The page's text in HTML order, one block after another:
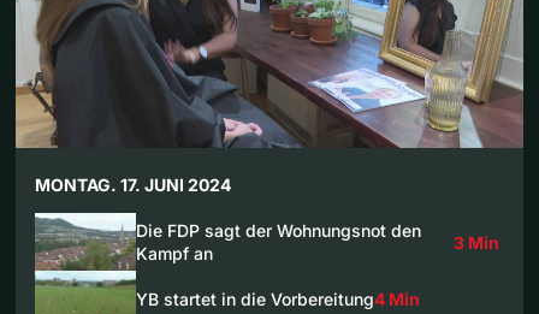
MONTAG. 17. JUNI 2024
Die FDP sagt der Wohnungsnot den
Kampf an
3 Min
YB startet in die Vorbereitung4 Min